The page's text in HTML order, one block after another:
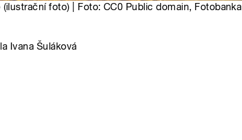
foto) | Foto: CC0 Public domain, Fotobanka
Ivana Šuláková